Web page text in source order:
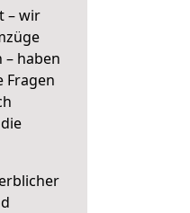
– wir
– haben
Fragen